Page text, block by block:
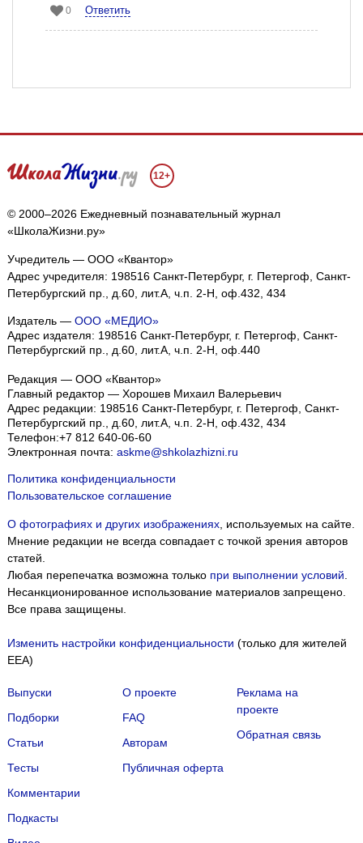
0 Ответить
12+
© 2000–2026 Ежедневный познавательный журнал
«ШколаЖизни.ру»
Учредитель — ООО «Квантор»
Адрес учредителя: 198516 Санкт-Петербург, г. Петергоф, Санкт-
Петербургский пр., д.60, лит.А, ч.п. 2-Н, оф.432, 434
Издатель — ООО «МЕДИО»
Адрес издателя: 198516 Санкт-Петербург, г. Петергоф, Санкт-
Петербургский пр., д.60, лит.А, ч.п. 2-Н, оф.440
Редакция — ООО «Квантор»
Главный редактор — Хорошев Михаил Валерьевич
Адрес редакции: 198516 Санкт-Петербург, г. Петергоф Санкт-
Петербургский пр., д.60, лит.А, ч.п. 2-Н, оф.432, 434
Телефон:+7 812 640-06-60
Электронная почта: askme@shkolazhizni.ru
Политика конфиденциальности
Пользовательское соглашение
О фотографиях и других изображениях, используемых на сайте.
Мнение редакции не всегда совпадает с точкой зрения авторов
статей.
Любая перепечатка возможна только при выполнении условий
Несанкционированное использование материалов запрещено.
Все права защищены.
Изменить настройки конфиденциальности (только для жителей
EEA)
Выпуски
Подборки
Статьи
Тесты
Комментарии
Подкасты
О проекте
FAQ
Авторам
Публичная оферта
Реклама на
проекте
Обратная связь